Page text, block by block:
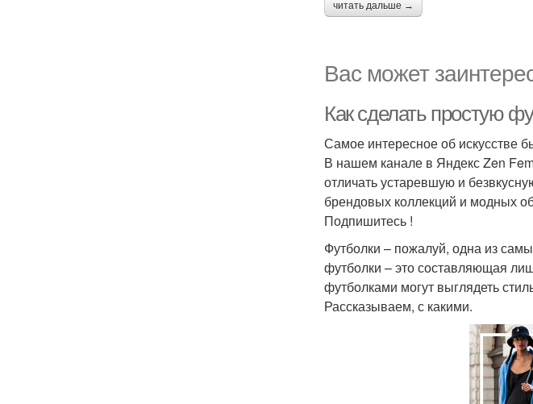
читать дальше →
Вас может
Как сделать простую
Самое интересное об искусстве
В нашем канале в Яндекс Zen
отличать устаревшую и
брендовых коллекций и модных
Подпишитесь !
Футболки – пожалуй, одна из
футболки – это составляющая
футболками могут выглядеть
Рассказываем, с какими.